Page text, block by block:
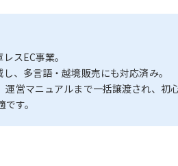
スEC事業。
、多言語・越境販売にも対応済み。
営マニュアルまで一括譲渡され、初
す。